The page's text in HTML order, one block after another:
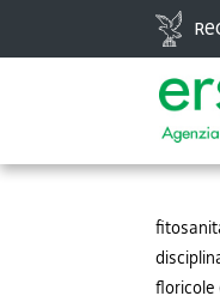
sulla
Strumenti
floricole